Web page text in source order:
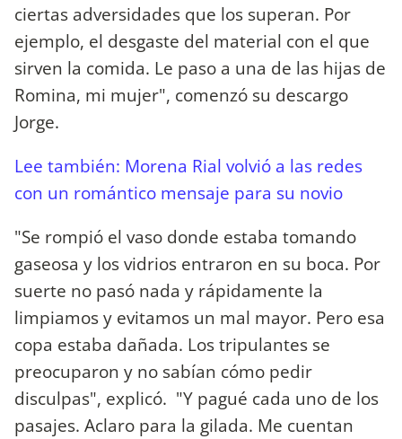
ciertas adversidades que los superan. Por
ejemplo, el desgaste del material con el que
sirven la comida. Le paso a una de las hijas de
Romina, mi mujer", comenzó su descargo
Jorge.
Lee también: Morena Rial volvió a las redes
con un romántico mensaje para su novio
"Se rompió el vaso donde estaba tomando
gaseosa y los vidrios entraron en su boca. Por
suerte no pasó nada y rápidamente la
limpiamos y evitamos un mal mayor. Pero esa
copa estaba dañada. Los tripulantes se
preocuparon y no sabían cómo pedir
disculpas", explicó. "Y pagué cada uno de los
pasajes. Aclaro para la gilada. Me cuentan